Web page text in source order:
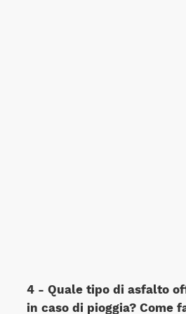
4 - Quale tipo di asfalto
in caso di pioggia? Come